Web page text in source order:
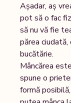
Așadar, aș
pot să o fac
să nu vă fie
părea
bucătărie.
Mâncărea
spune o
formă